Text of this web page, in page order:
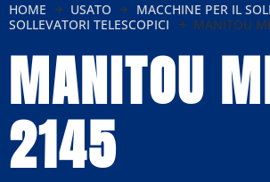
HOME USATO
MACCHINE PER IL
SOLLEVATORI TELESCOPICI
MANITOU
MANITOU
2145